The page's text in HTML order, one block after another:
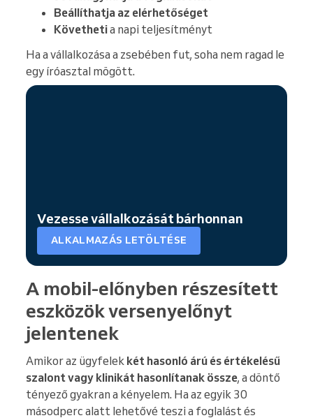
Beállíthatja az elérhetőséget
Követhetia napi teljesítményt
Ha a vállalkozása a zsebében fut, soha nem ragad le
egy íróasztal mögött.
Vezesse vállalkozását bárhonnan
ALKALMAZÁS LETÖLTÉSE
A mobil-előnyben részesített
eszközök versenyelőnyt
jelentenek
Amikor az ügyfelek két hasonló árú és értékelésű
szalont vagy klinikát hasonlítanak össze, a döntő
tényező gyakran a kényelem. Ha az egyik 30
másodperc alatt lehetővé teszi a foglalást és